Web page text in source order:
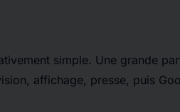
simple. Une grande
affichage, presse, puis